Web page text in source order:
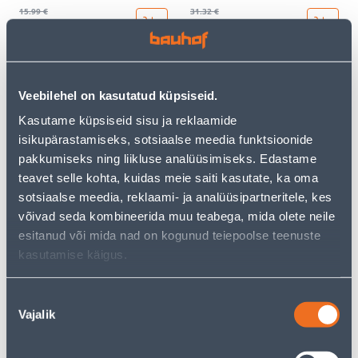
Veebilehel on kasutatud küpsiseid.
Kasutame küpsiseid sisu ja reklaamide
isikupärastamiseks, sotsiaalse meedia funktsioonide
pakkumiseks ning liikluse analüüsimiseks. Edastame
teavet selle kohta, kuidas meie saiti kasutate, ka oma
sotsiaalse meedia, reklaami- ja analüüsipartneritele, kes
võivad seda kombineerida muu teabega, mida olete neile
esitanud või mida nad on kogunud teiepoolse teenuste
kasutamise käigus.
valik
Vajalik
15.99 €
9
31.32 €
18
LÜLITI 1-NE ABB VEKSEL
BEEŽ BASIC55
5
LÜLITI 1-NE ABB RIST BEEŽ
BASIC55
14 .15 €